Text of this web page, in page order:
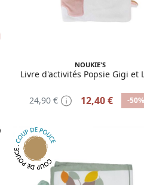
NOUKIE'S
Livre d'activités Popsie Gigi et
24,90 € 12,40 € -50%